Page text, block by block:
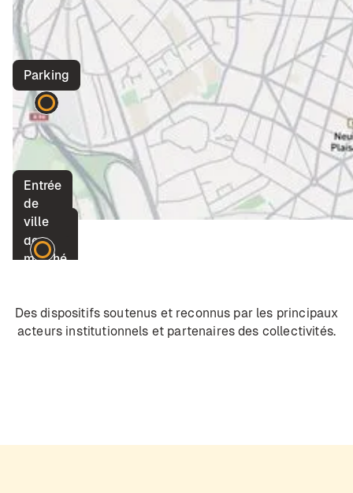
Place
de
marché
Entrée
de
ville
Parking
Des dispositifs soutenus et reconnus par les principaux
acteurs institutionnels et partenaires des collectivités.